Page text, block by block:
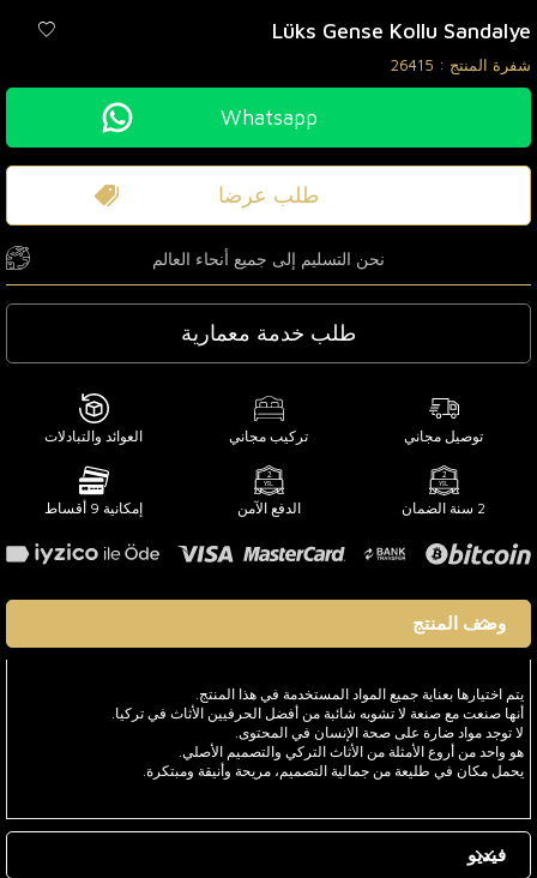
Lüks Gense Kollu Sandalye
شفرة المنتج : 26415
Whatsapp
طلب عرضا
نحن التسليم إلى جميع أنحاء العالم
طلب خدمة معمارية
توصيل مجاني تركيب مجاني العوائد والتبادلات
2 سنة الضمان الدفع الآمن إمكانية 9 أقساط
وصف المنتج
يتم اختيارها بعناية جميع المواد المستخدمة في هذا المنتج.
أنها صنعت مع صنعة لا تشوبه شائبة من أفضل الحرفيين الأثاث في تركيا.
لا توجد مواد ضارة على صحة الإنسان في المحتوى.
هو واحد من أروع الأمثلة من الأثاث التركي والتصميم الأصلي.
يحمل مكان في طليعة من جمالية التصميم، مريحة وأنيقة ومبتكرة.
فيديو